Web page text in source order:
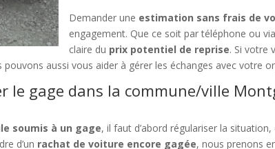
Demander une estimation sans frais de
engagement. Que ce soit par téléphone ou
claire du prix potentiel de reprise. Si votre
pouvons aussi vous aider à gérer les échanges avec votre
le gage dans la commune/ville
soumis à un gage, il faut d’abord régulariser la
d’un rachat de voiture encore gagée, nous prenons